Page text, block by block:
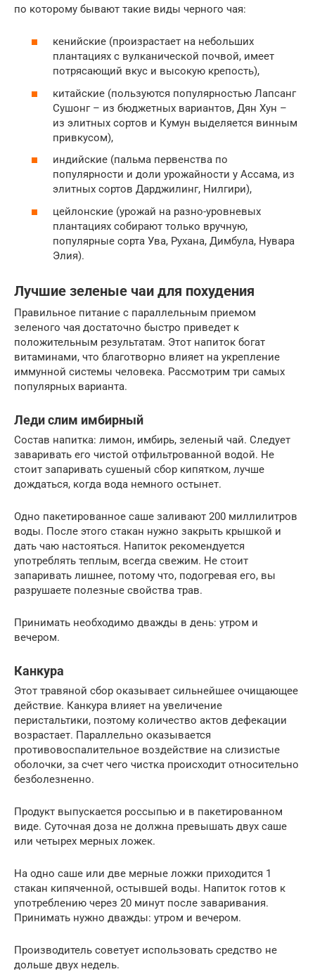
по которому бывают такие виды черного чая:
кенийские (произрастает на небольших
плантациях с вулканической почвой, имеет
потрясающий вкус и высокую крепость),
китайские (пользуются популярностью Лапсанг
Сушонг – из бюджетных вариантов, Дян Хун –
из элитных сортов и Кумун выделяется винным
привкусом),
индийские (пальма первенства по
популярности и доли урожайности у Ассама, из
элитных сортов Дарджилинг, Нилгири),
цейлонские (урожай на разно-уровневых
плантациях собирают только вручную,
популярные сорта Ува, Рухана, Димбула, Нувара
Элия).
Лучшие зеленые чаи для похудения
Правильное питание с параллельным приемом
зеленого чая достаточно быстро приведет к
положительным результатам. Этот напиток богат
витаминами, что благотворно влияет на укрепление
иммунной системы человека. Рассмотрим три самых
популярных варианта.
Леди слим имбирный
Состав напитка: лимон, имбирь, зеленый чай. Следует
заваривать его чистой отфильтрованной водой. Не
стоит запаривать сушеный сбор кипятком, лучше
дождаться, когда вода немного остынет.
Одно пакетированное саше заливают 200 миллилитров
воды. После этого стакан нужно закрыть крышкой и
дать чаю настояться. Напиток рекомендуется
употреблять теплым, всегда свежим. Не стоит
запаривать лишнее, потому что, подогревая его, вы
разрушаете полезные свойства трав.
Принимать необходимо дважды в день: утром и
вечером.
Канкура
Этот травяной сбор оказывает сильнейшее очищающее
действие. Канкура влияет на увеличение
перистальтики, поэтому количество актов дефекации
возрастает. Параллельно оказывается
противовоспалительное воздействие на слизистые
оболочки, за счет чего чистка происходит относительно
безболезненно.
Продукт выпускается россыпью и в пакетированном
виде. Суточная доза не должна превышать двух саше
или четырех мерных ложек.
На одно саше или две мерные ложки приходится 1
стакан кипяченной, остывшей воды. Напиток готов к
употреблению через 20 минут после заваривания.
Принимать нужно дважды: утром и вечером.
Производитель советует использовать средство не
дольше двух недель.